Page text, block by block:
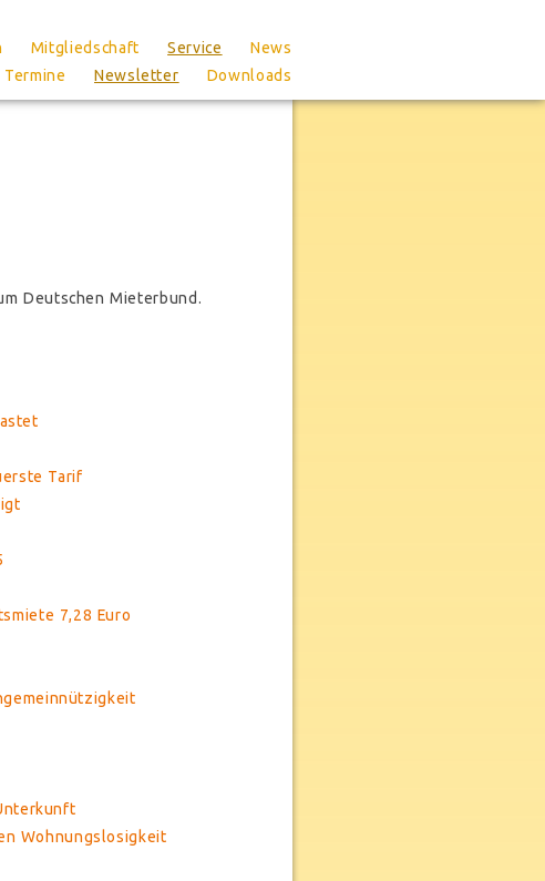
Mitgliedschaft Service
News
Termine Newsletter Downloads
Deutschen Mieterbund.
Tarif
7,28 Euro
Wohnungslosigkeit